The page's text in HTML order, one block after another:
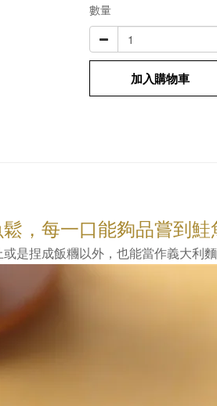
數量
加入購物車
，每一口能夠品嘗到鮭
是捏成飯糰以外，也能當作義大利